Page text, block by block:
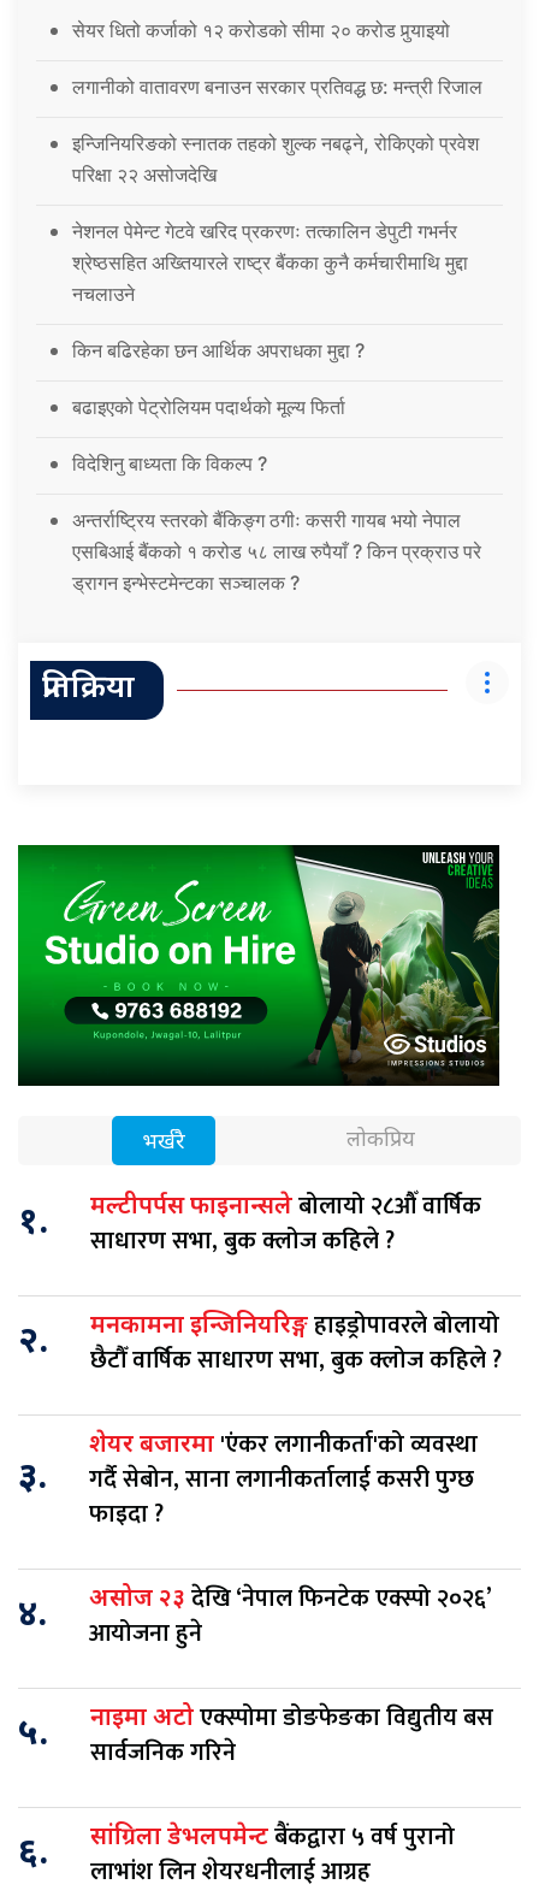
सेयर धितो कर्जाको १२ करोडको सीमा २० करोड पुर्‍याइयो
लगानीको वातावरण बनाउन सरकार प्रतिवद्ध छ: मन्त्री रिजाल
इन्जिनियरिङको स्नातक तहको शुल्क नबढ्ने, रोकिएको प्रवेश
परिक्षा २२ असोजदेखि
नेशनल पेमेन्ट गेटवे खरिद प्रकरणः तत्कालिन डेपुटी गभर्नर
श्रेष्ठसहित अख्तियारले राष्ट्र बैंकका कुनै कर्मचारीमाथि मुद्दा
नचलाउने
किन बढिरहेका छन आर्थिक अपराधका मुद्दा ?
बढाइएको पेट्रोलियम पदार्थको मूल्य फिर्ता
विदेशिनु बाध्यता कि विकल्प ?
अन्तर्राष्ट्रिय स्तरको बैंकिङ्ग ठगीः कसरी गायब भयो नेपाल
एसबिआई बैंकको १ करोड ५८ लाख रुपैयाँ ? किन प्रक्राउ परे
ड्रागन इन्भेस्टमेन्टका सञ्चालक ?
प्रतिक्रिया
भर्खरै लोकप्रिय
१. मल्टीपर्पस फाइनान्सलेबोलायो २८औँ वार्षिक
साधारण सभा, बुक क्लोज कहिले ?
२. मनकामना इन्जिनियरिङ्गहाइड्रोपावरले बोलायो
छैटौँ वार्षिक साधारण सभा, बुक क्लोज कहिले ?
३.
शेयर बजारमा 'एंकर लगानीकर्ता'को व्यवस्था
गर्दै सेबोन, साना लगानीकर्तालाई कसरी पुग्छ
फाइदा ?
४. असोज २३ देखि ‘नेपाल फिनटेक एक्स्पो २०२६’
आयोजना हुने
५. नाइमा अटोएक्स्पोमा डोङफेङका विद्युतीय बस
सार्वजनिक गरिने
६. सांग्रिला डेभलपमेन्टबैंकद्वारा ५ वर्ष पुरानो
लाभांश लिन शेयरधनीलाई आग्रह